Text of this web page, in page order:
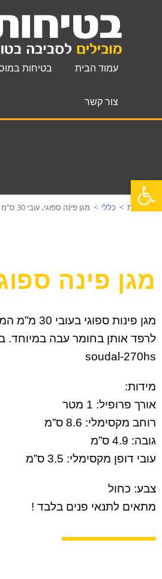
עמוד הבית בטיחות
צור קשר
עמוד הבית > כללי > מגן פינה ספוגי, עובי 30 ס”מ
מגן פינה ספוגי,
מגן פינות
לרפד אותן בחומר עבה
soudal-270hs
מידות:
אורך פרופיל: 1 מטר
רוחב מקסימלי: 8.6 ס”מ
גובה: 4.9 ס”מ
עובי דופן מקסימלי: 3.5 ס”מ
צבע: כחול
מתאים לתנאי פנים בלבד !
פתח סרגל נגישות